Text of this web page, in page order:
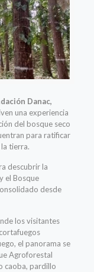
Danac,
una experiencia
del bosque seco
para ratificar
tierra.
descubrir la
el Bosque
desde
los visitantes
el panorama se
Agroforestal
caoba, pardillo